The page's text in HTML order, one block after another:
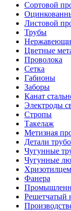
Сортовой
Листовой
Трубы
Цветные
Проволока
Сетка
Габионы
Заборы
Канат
Электроды
Стропы
Такелаж
Метизная
Детали
Чугунные
Чугунные
Фанера
Решетчатый